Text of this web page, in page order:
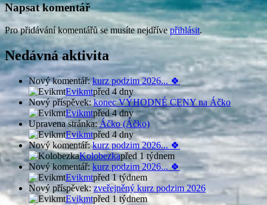
Napsat komentář
Pro přidávání komentářů se musíte nejdřívepřihlásit.
Nedávná aktivita
Nový komentář:kurz podzim 2026... 🍀
Evikmtpřed 4 dny
Nový příspěvek:konec VÝHODNÉ CENY na Áčko
Evikmtpřed 4 dny
Upravena stránka:Áčko (Áčko)
Evikmtpřed 4 dny
Nový komentář:kurz podzim 2026... 🍀
Kolobezkapřed 1 týdnem
Nový komentář: kurz podzim 2026... 🍀
Evikmtpřed 1 týdnem
Nový příspěvek: zveřejněný kurz podzim 2026
Evikmtpřed 1 týdnem